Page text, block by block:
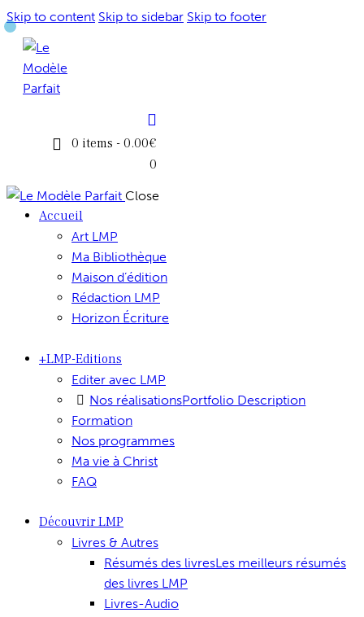
Skip to content Skip to sidebar Skip to footer
0 items - 0.00€
0
Close
Accueil
Art LMP
Ma Bibliothèque
Maison d’édition
Rédaction LMP
Horizon Écriture
+LMP-Editions
Editer avec LMP
Nos réalisationsPortfolio Description
Formation
Nos programmes
Ma vie à Christ
FAQ
Découvrir LMP
Livres & Autres
Résumés des livresLes meilleurs résumés
des livres LMP
Livres-Audio